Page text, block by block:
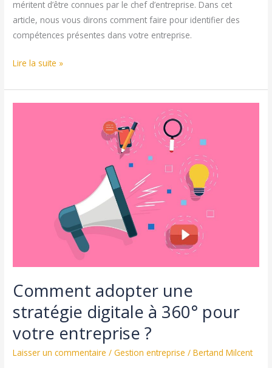
méritent d’être connues par le chef d’entreprise. Dans cet
article, nous vous dirons comment faire pour identifier des
compétences présentes dans votre entreprise.
Comment
les
Lire la suite »
Comment adopter une
stratégie digitale à 360° pour
votre entreprise ?
Laisser un commentaire /Gestion entreprise /Bertand Milcent